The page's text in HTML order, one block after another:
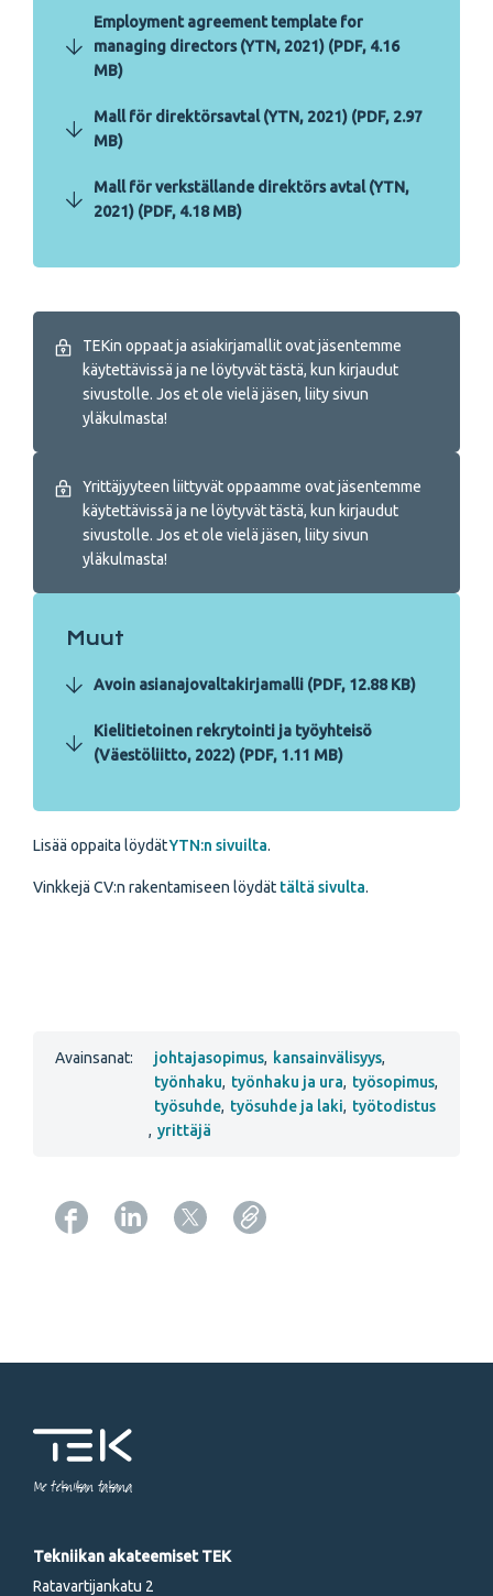
Employment agreement template for
managing directors (YTN, 2021) (PDF, 4.16
MB)
Mall för direktörsavtal (YTN, 2021) (PDF, 2.97
MB)
Mall för verkställande direktörs avtal (YTN,
2021) (PDF, 4.18 MB)
TEKin oppaat ja asiakirjamallit ovat jäsentemme
käytettävissä ja ne löytyvät tästä, kun kirjaudut
sivustolle. Jos et ole vielä jäsen, liity sivun
yläkulmasta!
Yrittäjyyteen liittyvät oppaamme ovat jäsentemme
käytettävissä ja ne löytyvät tästä, kun kirjaudut
sivustolle. Jos et ole vielä jäsen, liity sivun
yläkulmasta!
Muut
Avoin asianajovaltakirjamalli (PDF, 12.88 KB)
Kielitietoinen rekrytointi ja työyhteisö
(Väestöliitto, 2022) (PDF, 1.11 MB)
Lisää oppaita löydätYTN:n sivuilta.
Vinkkejä CV:n rakentamiseen löydät tältä sivulta.
Avainsanat: johtajasopimus, kansainvälisyys,
työnhaku, työnhaku ja ura, työsopimus,
työsuhde, työsuhde ja laki, työtodistus
, yrittäjä
Me tekniikan takana
Tekniikan akateemiset TEK
Ratavartijankatu 2